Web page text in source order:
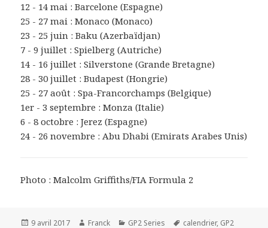
12 - 14 mai : Barcelone (Espagne)
25 - 27 mai : Monaco (Monaco)
23 - 25 juin : Baku (Azerbaïdjan)
7 - 9 juillet : Spielberg (Autriche)
14 - 16 juillet : Silverstone (Grande Bretagne)
28 - 30 juillet : Budapest (Hongrie)
25 - 27 août : Spa-Francorchamps (Belgique)
1er - 3 septembre : Monza (Italie)
6 - 8 octobre : Jerez (Espagne)
24 - 26 novembre : Abu Dhabi (Emirats Arabes Unis)
Photo : Malcolm Griffiths/FIA Formula 2
Publié
9 avril 2017 Auteur
Franck Catégories
GP2 Series Mots-
calendrier, GP2